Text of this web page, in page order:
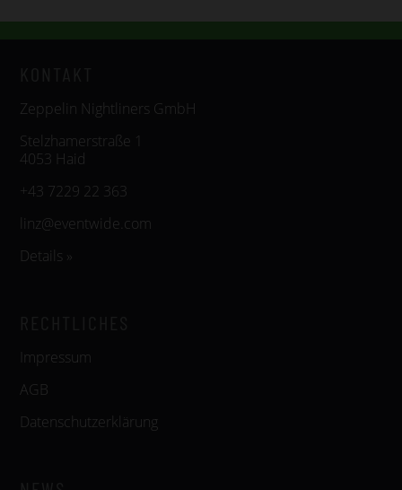
Zeppelin Nightliners GmbH
Stelzhamerstraße 1
4053 Haid
+43 7229 22 363
linz@eventwide.com
Details »
Impressum
AGB
Datenschutzerklärung